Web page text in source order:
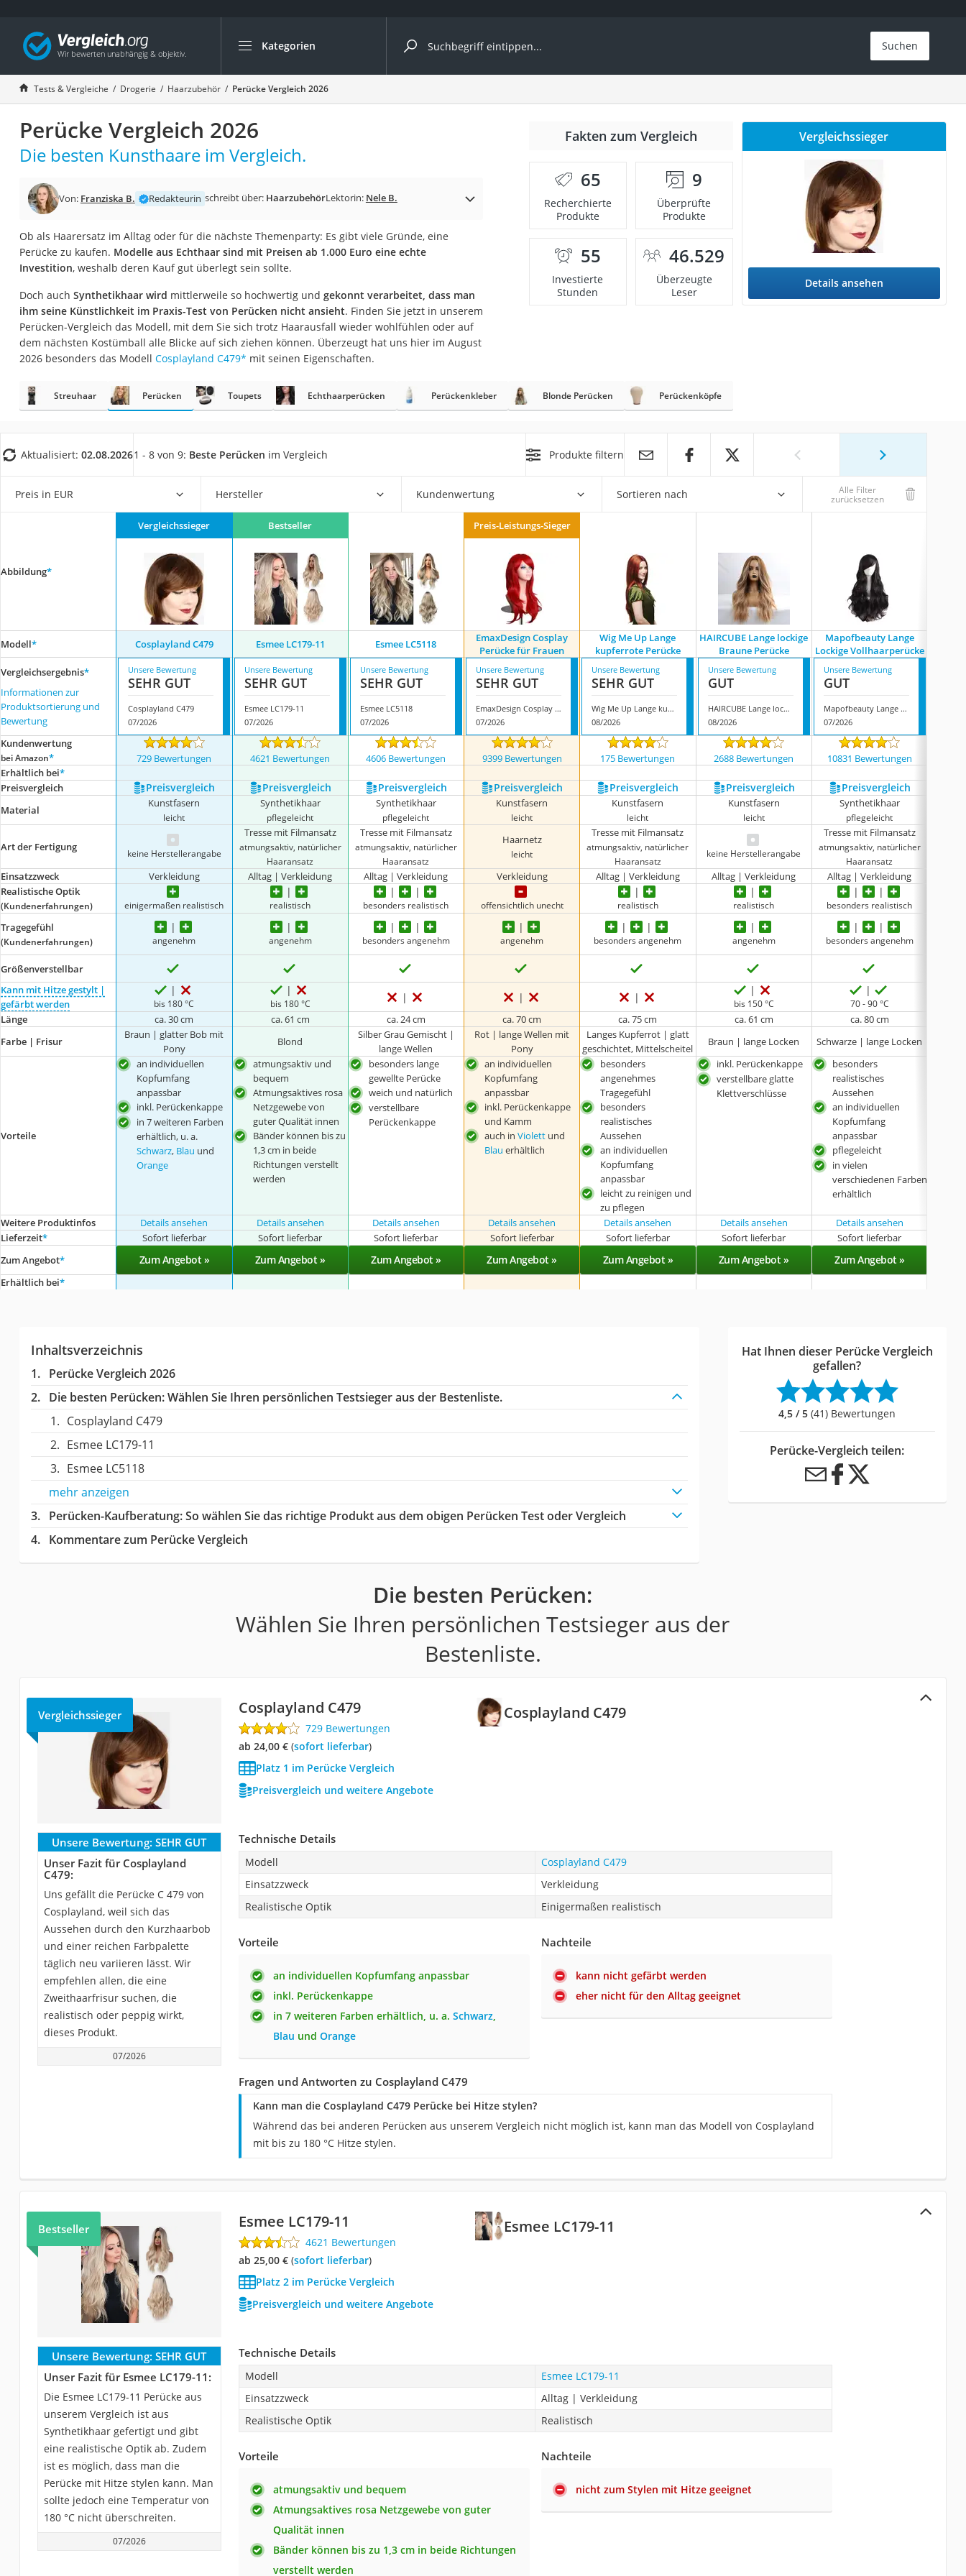
Kategorien
Die beliebtesten Vergleiche nach Kategorie
Drogerie
Inhalator
Haarschneider
Rollator
Braun Rasierer
Katzenklappe (Chip)
Masturbator
Massagepistole
Reisehaartrockner
Eiweißpulver
Magnesiumpräparat
Nackenmassagegerät
leichter Haartrockner
Schildkrötenhaus
Mineralfutter Pferd
Massagegerät
Service
Suchen
Tests & Vergleiche Drogerie Haarzubehör Perücke Vergleich 2026
Perücke Vergleich 2026
Die besten Kunsthaare im Vergleich.
Von: Franziska B. Redakteurin schreibt über: HaarzubehörLektorin: Nele B.
Ob als Haarersatz im Alltag oder für die nächste Themenparty: Es gibt viele Gründe, eine
Perücke zu kaufen. Modelle aus Echthaar sind mit Preisen ab 1.000 Euro eine echte
Investition, weshalb deren Kauf gut überlegt sein sollte.
Doch auch Synthetikhaar wird mittlerweile so hochwertig und gekonnt verarbeitet, dass man
ihm seine Künstlichkeit im Praxis-Test von Perücken nicht ansieht. Finden Sie jetzt in unserem
Perücken-Vergleich das Modell, mit dem Sie sich trotz Haarausfall wieder wohlfühlen oder auf
dem nächsten Kostümball alle Blicke auf sich ziehen können. Überzeugt hat uns hier im August
2026 besonders das Modell Cosplayland C479* mit seinen Eigenschaften.
Fakten zum Vergleich
65
Recherchierte
Produkte
9
Überprüfte
Produkte
55
Investierte
Stunden
46.529
Überzeugte
Leser
Vergleichssieger
Details ansehen
Streuhaar Perücken Toupets Echthaarperücken Perückenkleber Blonde Perücken Perückenköpfe
Aktualisiert: 02.08.20261 - 8 von 9: Beste Perücken im Vergleich Produkte filtern
Preis in EUR Hersteller Kundenwertung Sortieren nach Alle Filter
zurücksetzen
Abbildung*
Vergleichssieger Bestseller Preis-Leistungs-Sieger
Modell* Cosplayland C479 Esmee LC179-11 Esmee LC5118
EmaxDesign Cosplay
Perücke für Frauen
Wig Me Up Lange
kupferrote Perücke
HAIRCUBE Lange lockige
Braune Perücke
Mapofbeauty Lange
Lockige Vollhaarperücke
Vergleichsergebnis*
Informationen zur
Produktsortierung und
Bewertung
Unsere Bewertung
SEHR GUT
Cosplayland C479
07/2026
Unsere Bewertung
SEHR GUT
Esmee LC179-11
07/2026
Unsere Bewertung
SEHR GUT
Esmee LC5118
07/2026
Unsere Bewertung
SEHR GUT
EmaxDesign Cosplay Perücke für Frauen
07/2026
Unsere Bewertung
SEHR GUT
Wig Me Up Lange kupferrote Perücke
08/2026
Unsere Bewertung
GUT
HAIRCUBE Lange lockige Braune Perücke
08/2026
Unsere Bewertung
GUT
Mapofbeauty Lange Lockige Vollhaarperücke
07/2026
Kundenwertung
bei Amazon* 729 Bewertungen 4621 Bewertungen 4606 Bewertungen 9399 Bewertungen 175 Bewertungen 2688 Bewertungen 10831 Bewertungen
Erhältlich bei*
Preis­vergleich
Preis­vergleich Preis­vergleich Preis­vergleich Preis­vergleich Preis­vergleich Preis­vergleich Preis­vergleich
Material
Kunstfasern
leicht
Synthetikhaar
pflegeleicht
Synthetikhaar
pflegeleicht
Kunstfasern
leicht
Kunstfasern
leicht
Kunstfasern
leicht
Synthetikhaar
pflegeleicht
Art der Fertigung keine Herstellerangabe
Tresse mit Filmansatz
atmungsaktiv, natürlicher
Haaransatz
Tresse mit Filmansatz
atmungsaktiv, natürlicher
Haaransatz
Haarnetz
leicht
Tresse mit Filmansatz
atmungsaktiv, natürlicher
Haaransatz
keine Herstellerangabe
Tresse mit Filmansatz
atmungsaktiv, natürlicher
Haaransatz
Einsatzzweck Verkleidung Alltag | Verkleidung Alltag | Verkleidung Verkleidung Alltag | Verkleidung Alltag | Verkleidung Alltag | Verkleidung
Realistische Optik
(Kundenerfahrungen) einigermaßen realistisch realistisch besonders realistisch offensichtlich unecht realistisch realistisch besonders realistisch
Tragegefühl
(Kundenerfahrungen) angenehm angenehm besonders angenehm angenehm besonders angenehm angenehm besonders angenehm
Größenverstellbar
Kann mit Hitze gestylt |
gefärbt werden
bis 180 °C bis 180 °C bis 150 °C 70 - 90 °C
Länge ca. 30 cm ca. 61 cm ca. 24 cm ca. 70 cm ca. 75 cm ca. 61 cm
ca. 80 cm
Farbe | Frisur
Braun | glatter Bob mit
Pony
Blond
Silber Grau Gemischt |
lange Wellen
Rot | lange Wellen mit
Pony
Langes Kupferrot | glatt
geschichtet, Mittelscheitel
Braun | lange Locken Schwarze | lange Locken
Vorteile
an individuellen
Kopfumfang
anpassbar
inkl. Perückenkappe
in 7 weiteren Farben
erhältlich, u. a.
Schwarz, Blau und
Orange
atmungsaktiv und
bequem
Atmungsaktives rosa
Netzgewebe von
guter Qualität innen
Bänder können bis zu
1,3 cm in beide
Richtungen verstellt
werden
besonders lange
gewellte Perücke
weich und natürlich
verstellbare
Perückenkappe
an individuellen
Kopfumfang
anpassbar
inkl. Perückenkappe
und Kamm
auch inViolett und
Blau erhältlich
besonders
angenehmes
Tragegefühl
besonders
realistisches
Aussehen
an individuellen
Kopfumfang
anpassbar
leicht zu reinigen und
zu pflegen
inkl. Perückenkappe
verstellbare glatte
Klettverschlüsse
besonders
realistisches
Aussehen
an individuellen
Kopfumfang
anpassbar
pflegeleicht
in vielen
verschiedenen Farben
erhältlich
Weitere Produktinfos Details ansehen Details ansehen Details ansehen Details ansehen Details ansehen Details ansehen
Details ansehen
Lieferzeit* Sofort lieferbar Sofort lieferbar Sofort lieferbar Sofort lieferbar Sofort lieferbar Sofort lieferbar Sofort lieferbar
Zum Angebot* Zum Angebot » Zum Angebot » Zum Angebot » Zum Angebot » Zum Angebot » Zum Angebot » Zum Angebot »
Erhältlich bei*
Inhaltsverzeichnis
Perücke Vergleich 2026
Die besten Perücken:Wählen Sie Ihren persönlichen Testsieger aus der Bestenliste.
Cosplayland C479
Esmee LC179-11
Esmee LC5118
mehr anzeigen
Perücken-Kaufberatung: So wählen Sie das richtige Produkt aus dem obigen Perücken Test oder Vergleich
Kommentare zum Perücke Vergleich
Hat Ihnen dieser Perücke Vergleich
gefallen?
4,5 / 5 (41) Bewertungen
Perücke-Vergleich teilen:
Die besten Perücken:
Wählen Sie Ihren persönlichen Testsieger aus der
Bestenliste.
Cosplayland C479
Vergleichssieger Cosplayland C479
729 Bewertungen
ab 24,00 €( Sofort lieferbar)
Platz 1 im Perücke Vergleich
Preisvergleich und weitere Angebote
Unsere Bewertung: SEHR GUT
Unser Fazit für Cosplayland
C479:
Uns gefällt die Perücke C 479 von
Cosplayland, weil sich das
Aussehen durch den Kurzhaarbob
und einer reichen Farbpalette
täglich neu variieren lässt. Wir
empfehlen allen, die eine
Zweithaarfrisur suchen, die
realistisch oder peppig wirkt,
dieses Produkt.
07/2026
Technische Details
Modell
Cosplayland C479
Einsatzzweck
Verkleidung
Realistische Optik
Einigermaßen realistisch
Vorteile
an individuellen Kopfumfang anpassbar
inkl. Perückenkappe
in 7 weiteren Farben erhältlich, u. a. Schwarz,
Blau und Orange
Nachteile
kann nicht gefärbt werden
eher nicht für den Alltag geeignet
Fragen und Antworten zu Cosplayland C479
Kann man die Cosplayland C479 Perücke bei Hitze stylen?
Während das bei anderen Perücken aus unserem Vergleich nicht möglich ist, kann man das Modell von Cosplayland
mit bis zu 180 °C Hitze stylen.
Esmee LC179-11
Bestseller Esmee LC179-11
4621 Bewertungen
ab 25,00 €( Sofort lieferbar)
Platz 2 im Perücke Vergleich
Preisvergleich und weitere Angebote
Unsere Bewertung: SEHR GUT
Unser Fazit für Esmee LC179-11:
Die Esmee LC179-11 Perücke aus
unserem Vergleich ist aus
Synthetikhaar gefertigt und gibt
eine realistische Optik ab. Zudem
ist es möglich, dass man die
Perücke mit Hitze stylen kann. Man
sollte jedoch eine Temperatur von
180 °C nicht überschreiten.
07/2026
Technische Details
Modell
Esmee LC179-11
Einsatzzweck
Alltag | Verkleidung
Realistische Optik
Realistisch
Vorteile
atmungsaktiv und bequem
Atmungsaktives rosa Netzgewebe von guter
Qualität innen
Bänder können bis zu 1,3 cm in beide Richtungen
verstellt werden
Nachteile
nicht zum Stylen mit Hitze geeignet